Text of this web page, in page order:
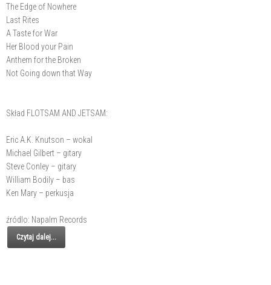
The Edge of Nowhere
Last Rites
A Taste for War
Her Blood your Pain
Anthem for the Broken
Not Going down that Way
Skład FLOTSAM AND JETSAM:
Eric A.K. Knutson – wokal
Michael Gilbert – gitary
Steve Conley – gitary
William Bodily – bas
Ken Mary – perkusja
źródlo: Napalm Records
Czytaj dalej...